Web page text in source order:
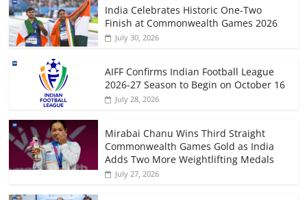
India Celebrates Historic One-Two
Finish at Commonwealth Games 2026
July 30, 2026
AIFF Confirms Indian Football League
2026-27 Season to Begin on October 16
July 28, 2026
Mirabai Chanu Wins Third Straight
Commonwealth Games Gold as India
Adds Two More Weightlifting Medals
July 27, 2026